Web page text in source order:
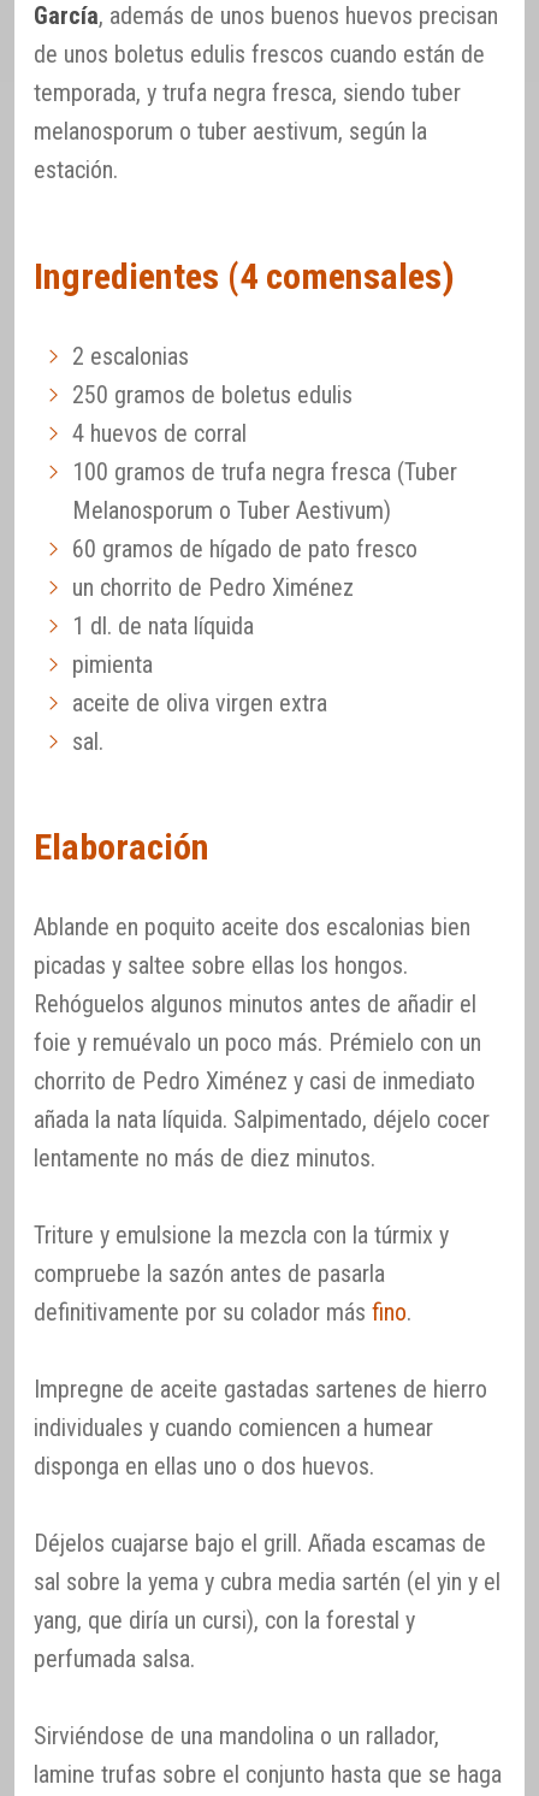
García, además de unos buenos huevos precisan
de unos boletus edulis frescos cuando están de
temporada, y trufa negra fresca, siendo tuber
melanosporum o tuber aestivum, según la
estación.
Ingredientes (4 comensales)
2 escalonias
250 gramos de boletus edulis
4 huevos de corral
100 gramos de trufa negra fresca (Tuber
Melanosporum o Tuber Aestivum)
60 gramos de hígado de pato fresco
un chorrito de Pedro Ximénez
1 dl. de nata líquida
pimienta
aceite de oliva virgen extra
sal.
Elaboración
Ablande en poquito aceite dos escalonias bien
picadas y saltee sobre ellas los hongos.
Rehóguelos algunos minutos antes de añadir el
foie y remuévalo un poco más. Prémielo con un
chorrito de Pedro Ximénez y casi de inmediato
añada la nata líquida. Salpimentado, déjelo cocer
lentamente no más de diez minutos.
Triture y emulsione la mezcla con la túrmix y
compruebe la sazón antes de pasarla
definitivamente por su colador más fino.
Impregne de aceite gastadas sartenes de hierro
individuales y cuando comiencen a humear
disponga en ellas uno o dos huevos.
Déjelos cuajarse bajo el grill. Añada escamas de
sal sobre la yema y cubra media sartén (el yin y el
yang, que diría un cursi), con la forestal y
perfumada salsa.
Sirviéndose de una mandolina o un rallador,
lamine trufas sobre el conjunto hasta que se haga